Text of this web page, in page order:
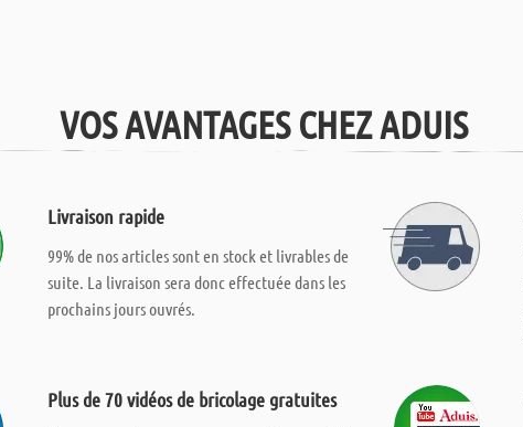
VOS AVANTAGES CHEZ ADUIS
Livraison rapide
99% de nos articles sont en stock et livrables de
suite. La livraison sera donc effectuée dans les
prochains jours ouvrés.
Plus de 70 vidéos de bricolage gratuites